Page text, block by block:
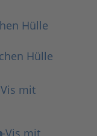
Hülle
mit